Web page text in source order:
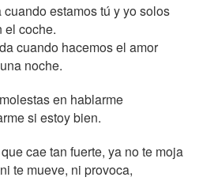
estamos tú y yo solos
el coche.
cuando hacemos el amor
noche.
en hablarme
si estoy bien.
cae tan fuerte, ya no te moja
te mueve, ni provoca,